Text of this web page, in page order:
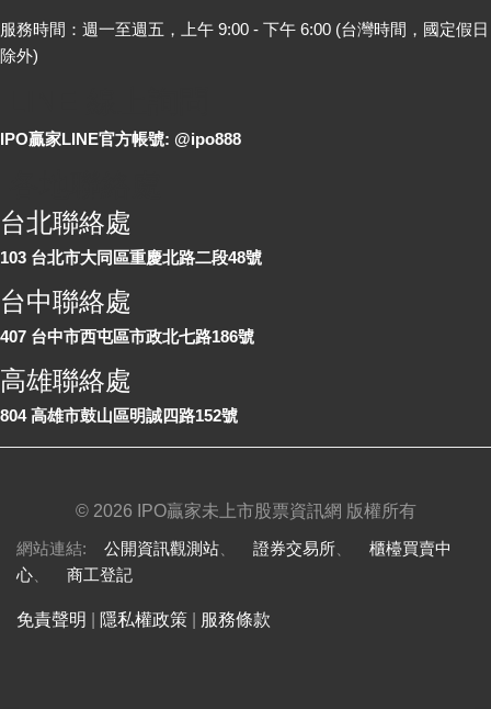
服務時間：週一至週五，上午 9:00 - 下午 6:00 (台灣時間，國定假日
除外)
IPO贏家LINE官方帳號: @ipo888
台北聯絡處
103 台北市大同區重慶北路二段48號
台中聯絡處
407 台中市西屯區市政北七路186號
高雄聯絡處
804 高雄市鼓山區明誠四路152號
© 2026 IPO贏家未上市股票資訊網 版權所有
網站連結: 公開資訊觀測站 證券交易所
櫃檯買賣中
心
商工登記
免責聲明 隱私權政策 服務條款